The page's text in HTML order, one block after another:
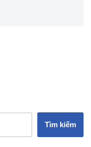
Tìm kiếm